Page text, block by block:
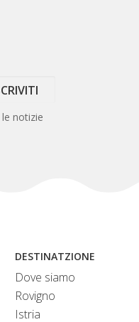
notizie
DESTINATZIONE
Dove siamo
Rovigno
Istria